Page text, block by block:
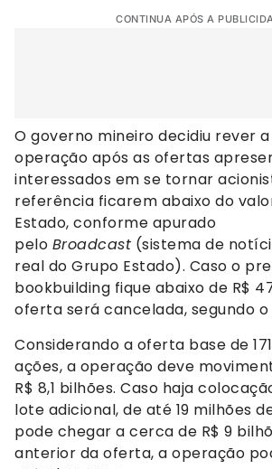
CONTINUA APÓS A
O governo mineiro decidiu rever
operação após as ofertas
interessados em se tornar
referência ficarem abaixo do
Estado, conforme apurado
pelo Broadcast (sistema de
real do Grupo Estado). Caso o
bookbuilding fique abaixo de R$
oferta será cancelada, segundo
Considerando a oferta base de
ações, a operação deve
R$ 8,1 bilhões. Caso haja
lote adicional, de até 19 milhões
pode chegar a cerca de R$ 9
anterior da oferta, a operação